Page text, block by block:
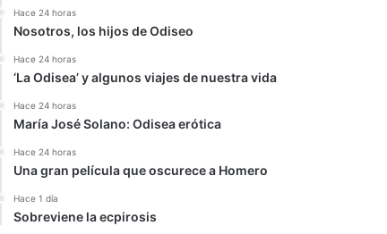
Hace 24 horas
Nosotros, los hijos de Odiseo
Hace 24 horas
‘La Odisea’ y algunos viajes de nuestra vida
Hace 24 horas
María José Solano: Odisea erótica
Hace 24 horas
Una gran película que oscurece a Homero
Hace 1 día
Sobreviene la ecpirosis